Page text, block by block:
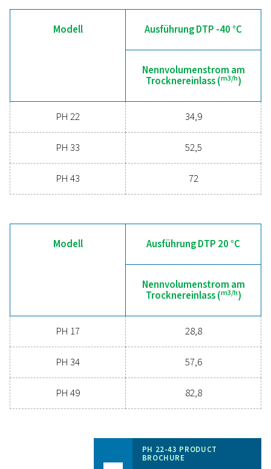
bringen? Die Investition in einen hochwertigen
gewährleistet saubere, trockene Druckluft, die Ihre
schützt, Wartungskosten senkt und die
steigert. Mit fortschrittlichen Funktionen, die auf
Zuverlässigkeit und Energieeinsparungen
kann ein Hochleistungstrockner Ihren Betrieb
Sie, wie Ihr Unternehmen von der Aufrüstung
Drucklufttrocknungslösung profitieren kann.
Wenden Sie sich noch heute an unsere
Experten für Druckluftaufbereitung
Allgemeine
-20 und -40
3
34,9-83,8